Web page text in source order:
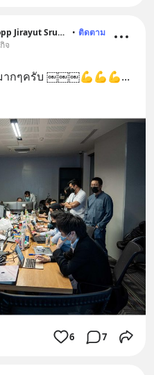
ท๊อป จิรายุส ทรัพย์ศรีโสภา - Topp Jirayut Srupsris • ติดตาม
จ
ากๆครับ ￼￼￼💪💪💪
6 7